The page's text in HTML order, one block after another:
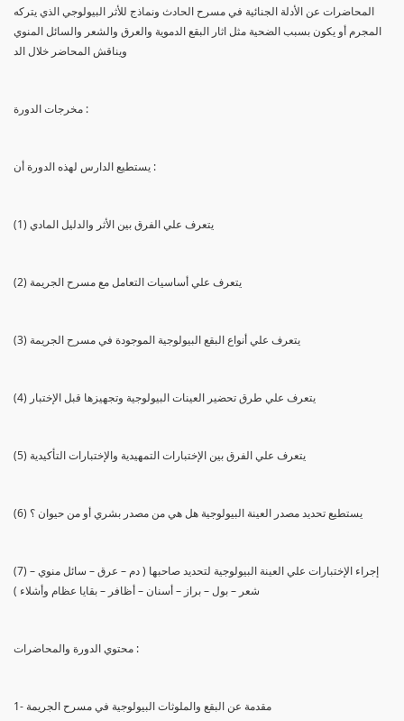
المحاضرات عن الأدلة الجنائية في مسرح الحادث ونماذج للأثر البيولوجي الذي يتركه
المجرم أو يكون بسبب الضحية مثل اثار البقع الدموية والعرق والشعر والسائل المنوي
ويناقش المحاضر خلال الد
مخرجات الدورة :
يستطيع الدارس لهذه الدورة أن :
(1) يتعرف علي الفرق بين الأثر والدليل المادي
(2) يتعرف علي أساسيات التعامل مع مسرح الجريمة
(3) يتعرف علي أنواع البقع البيولوجية الموجودة في مسرح الجريمة
(4) يتعرف علي طرق تحضير العينات البيولوجية وتجهيزها قبل الإختبار
(5) يتعرف علي الفرق بين الإختبارات التمهيدية والإختبارات التأكيدية
(6) يستطيع تحديد مصدر العينة البيولوجية هل هي من مصدر بشري أو من حيوان ؟
(7) إجراء الإختبارات علي العينة البيولوجية لتحديد صاحبها ( دم – عرق – سائل منوي –
شعر – بول – براز – أسنان – أظافر – بقايا عظام وأشلاء )
محتوي الدورة والمحاضرات :
1- مقدمة عن البقع والملوثات البيولوجية في مسرح الجريمة